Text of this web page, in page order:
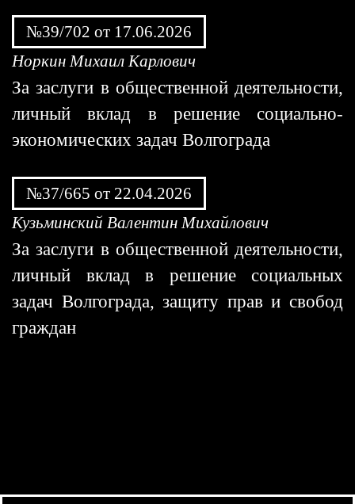
№39/702 от 17.06.2026
Норкин Михаил Карлович
За заслуги в общественной деятельности,
личный вклад в решение социально-
экономических задач Волгограда
№37/665 от 22.04.2026
Кузьминский Валентин Михайлович
За заслуги в общественной деятельности,
личный вклад в решение социальных
задач Волгограда, защиту прав и свобод
граждан